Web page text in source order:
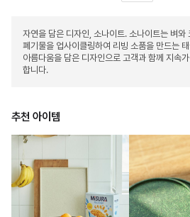
자연을 담은 디자인, 소나이트. 소나이트는 벼와
폐기물을 업사이클링하여 리빙 소품을 만드는
아름다움을 담은 디자인으로 고객과 함께 지속
합니다.
추천 아이템